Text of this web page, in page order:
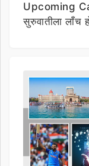
Upcoming
सुरुवातीला लाँच